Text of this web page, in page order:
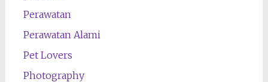
Perawatan
Perawatan Alami
Pet Lovers
Photography